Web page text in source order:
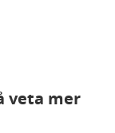
veta mer